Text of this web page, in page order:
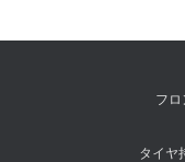
フロ
タイヤ